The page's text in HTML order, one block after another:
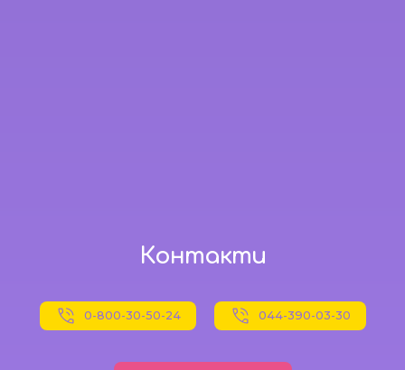
Контакти
0-800-30-50-24 044-390-03-30